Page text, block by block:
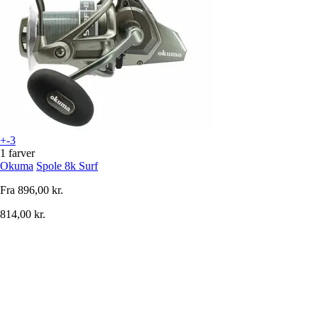
+-3
1 farver
Okuma Spole 8k Surf
Fra 896,00 kr.
814,00 kr.